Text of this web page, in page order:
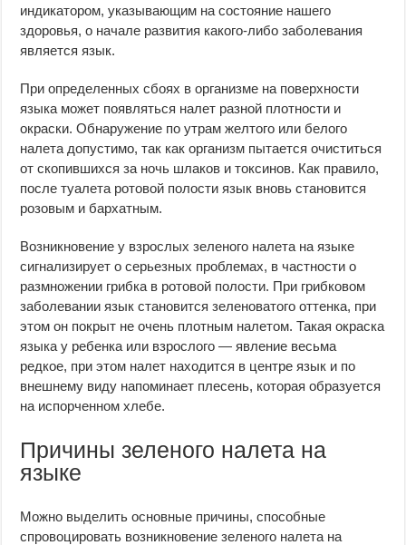
индикатором, указывающим на состояние нашего
здоровья, о начале развития какого-либо заболевания
является язык.
При определенных сбоях в организме на поверхности
языка может появляться налет разной плотности и
окраски. Обнаружение по утрам желтого или белого
налета допустимо, так как организм пытается очиститься
от скопившихся за ночь шлаков и токсинов. Как правило,
после туалета ротовой полости язык вновь становится
розовым и бархатным.
Возникновение у взрослых зеленого налета на языке
сигнализирует о серьезных проблемах, в частности о
размножении грибка в ротовой полости. При грибковом
заболевании язык становится зеленоватого оттенка, при
этом он покрыт не очень плотным налетом. Такая окраска
языка у ребенка или взрослого — явление весьма
редкое, при этом налет находится в центре язык и по
внешнему виду напоминает плесень, которая образуется
на испорченном хлебе.
Причины зеленого налета на
языке
Можно выделить основные причины, способные
спровоцировать возникновение зеленого налета на